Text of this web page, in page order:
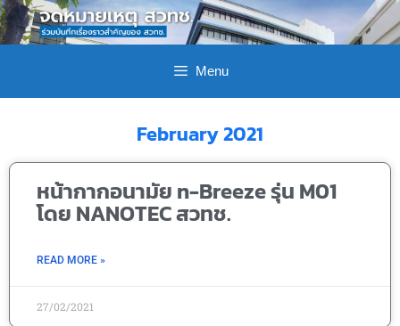
Menu
February 2021
หน้ากากอนามัย n-Breeze รุ่น M01
โดย NANOTEC สวทช.
READ MORE »
27/02/2021